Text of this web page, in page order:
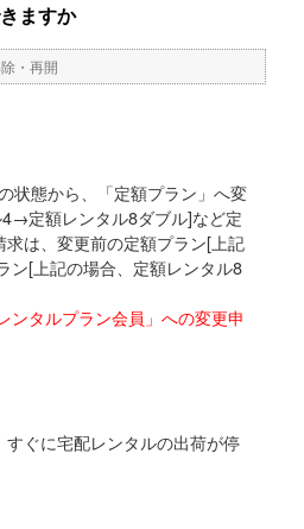
ますか
・再開
状態から、「定額プラン」へ変
定額レンタル8ダブル]など定
は、変更前の定額プラン[上記
ン[上記の場合、定額レンタル8
ンタルプラン会員」への変更申
ぐに宅配レンタルの出荷が停